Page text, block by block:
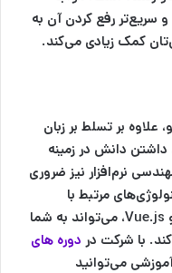
و سریع‌تر رفع کردن آن به
کمک زیادی می‌کند.
علاوه بر تسلط بر زبان
داشتن دانش در زمینه
نرم‌افزار نیز ضروری
مرتبط با
توسعه وب، مانند React، Angular، و Vue.js، می‌تواند به شما
با شرکت در دوره های
می‌توانید